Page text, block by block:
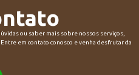
ou saber mais sobre nossos serviços,
em contato conosco e venha desfrutar da